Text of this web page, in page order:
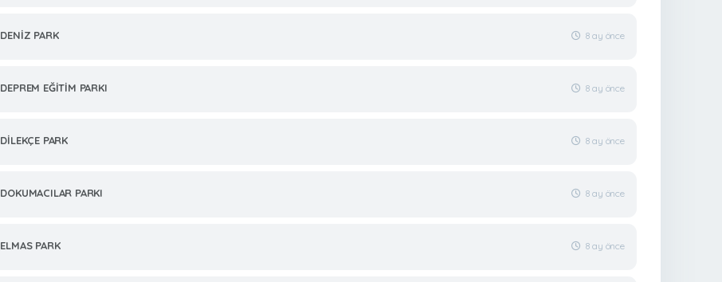
DENİZ PARK 8 ay önce
DEPREM EĞİTİM PARKI 8 ay önce
DİLEKÇE PARK 8 ay önce
DOKUMACILAR PARKI 8 ay önce
ELMAS PARK 8 ay önce